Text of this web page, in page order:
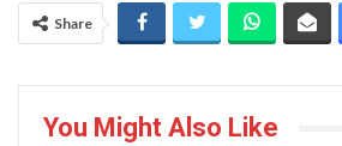
Share
You Might Also Like